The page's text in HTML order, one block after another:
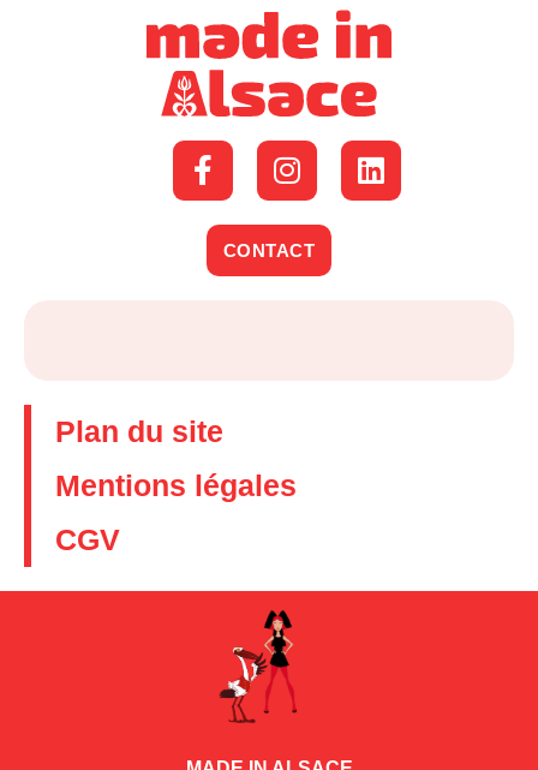
CONTACT
Plan du site
Mentions légales
CGV